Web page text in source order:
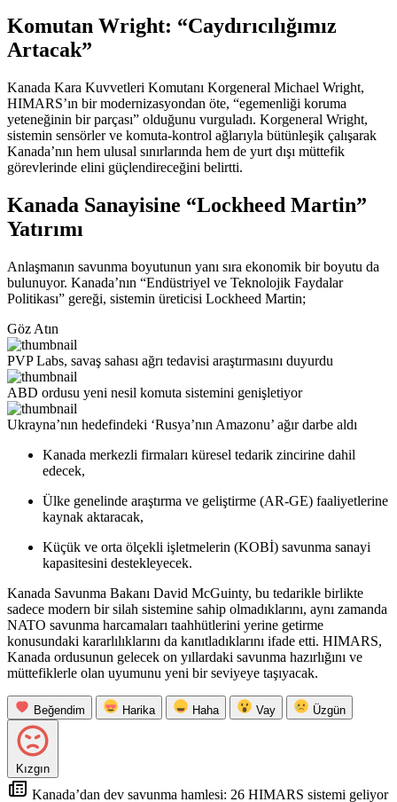
Komutan Wright: “Caydırıcılığımız
Artacak”
Kanada Kara Kuvvetleri Komutanı Korgeneral Michael Wright,
HIMARS’ın bir modernizasyondan öte, “egemenliği koruma
yeteneğinin bir parçası” olduğunu vurguladı. Korgeneral Wright,
sistemin sensörler ve komuta-kontrol ağlarıyla bütünleşik çalışarak
Kanada’nın hem ulusal sınırlarında hem de yurt dışı müttefik
görevlerinde elini güçlendireceğini belirtti.
Kanada Sanayisine “Lockheed Martin”
Yatırımı
Anlaşmanın savunma boyutunun yanı sıra ekonomik bir boyutu da
bulunuyor. Kanada’nın “Endüstriyel ve Teknolojik Faydalar
Politikası” gereği, sistemin üreticisi Lockheed Martin;
Göz Atın
PVP Labs, savaş sahası ağrı tedavisi araştırmasını duyurdu
ABD ordusu yeni nesil komuta sistemini genişletiyor
Ukrayna’nın hedefindeki ‘Rusya’nın Amazonu’ ağır darbe aldı
Kanada merkezli firmaları küresel tedarik zincirine dahil
edecek,
Ülke genelinde araştırma ve geliştirme (AR-GE) faaliyetlerine
kaynak aktaracak,
Küçük ve orta ölçekli işletmelerin (KOBİ) savunma sanayi
kapasitesini destekleyecek.
Kanada Savunma Bakanı David McGuinty, bu tedarikle birlikte
sadece modern bir silah sistemine sahip olmadıklarını, aynı zamanda
NATO savunma harcamaları taahhütlerini yerine getirme
konusundaki kararlılıklarını da kanıtladıklarını ifade etti. HIMARS,
Kanada ordusunun gelecek on yıllardaki savunma hazırlığını ve
müttefiklerle olan uyumunu yeni bir seviyeye taşıyacak.
Beğendim Harika Haha Vay Üzgün
Kızgın
Kanada’dan dev savunma hamlesi: 26 HIMARS sistemi geliyor